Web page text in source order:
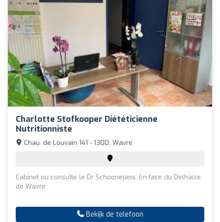
Charlotte Stofkooper Diététicienne
Nutritionniste
Chau. de Louvain 141 - 1300, Wavre
Cabinet ou consulte le Dr Schoonejans. En face du Delhaize
de Wavre
Bekijk de telefoon